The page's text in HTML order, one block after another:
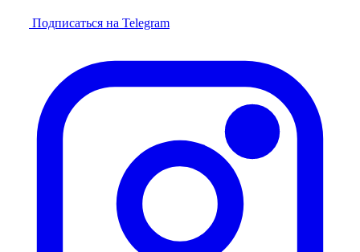
Подписаться на Telegram